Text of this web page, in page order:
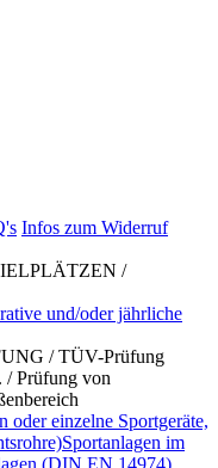
Infos zum Widerruf
/
und/oder jährliche
/ TÜV-Prüfung
/ Prüfung von
oder einzelne Sportgeräte,
im
(DIN EN 14974)